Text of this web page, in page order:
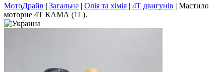
МотоДрайв | Загальне | Олія та хімія | 4Т двигунів | Мастило
моторне 4Т КАМА (1L).